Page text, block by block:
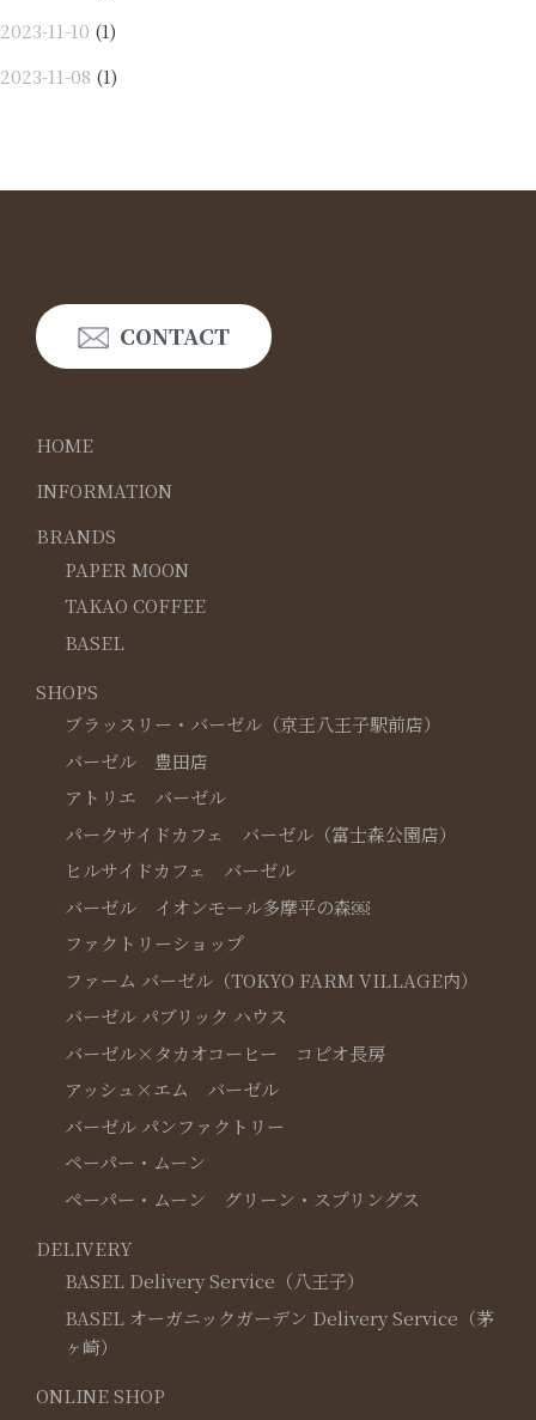
2023-11-10 (1)
2023-11-08 (1)
CONTACT
HOME
INFORMATION
BRANDS
PAPER MOON
TAKAO COFFEE
BASEL
SHOPS
ブラッスリー・バーゼル（京王八王子駅前店）
バーゼル 豊田店
アトリエ バーゼル
パークサイドカフェ バーゼル（富士森公園店）
ヒルサイドカフェ バーゼル
バーゼル イオンモール多摩平の森￼
ファクトリーショップ
ファーム バーゼル（TOKYO FARM VILLAGE内）
バーゼル パブリック ハウス
バーゼル×タカオコーヒー コピオ長房
アッシュ×エム バーゼル
バーゼル パンファクトリー
ペーパー・ムーン
ペーパー・ムーン グリーン・スプリングス
DELIVERY
BASEL Delivery Service（八王子）
BASEL オーガニックガーデン Delivery Service（茅
ヶ崎）
ONLINE SHOP